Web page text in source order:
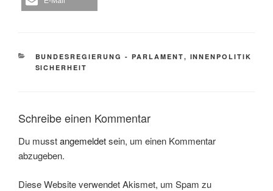
KATEGORIEN
BUNDESREGIERUNG - PARLAMENT, INNENPOLITIK
SICHERHEIT
Schreibe einen Kommentar
Du musstangemeldetsein, um einen Kommentar
abzugeben.
Diese Website verwendet Akismet, um Spam zu